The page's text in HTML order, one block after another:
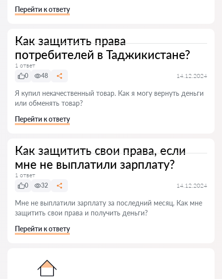
Перейти к ответу
Как защитить права
потребителей в Таджикистане?
1 ответ
0
48 14.12.2024
Я купил некачественный товар. Как я могу вернуть деньги
или обменять товар?
Перейти к ответу
Как защитить свои права, если
мне не выплатили зарплату?
1 ответ
0
32 14.12.2024
Мне не выплатили зарплату за последний месяц. Как мне
защитить свои права и получить деньги?
Перейти к ответу